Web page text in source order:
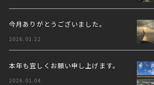
今月ありがとうございました。
2026.01.22
本年も宜しくお願い申し上げます。
2026.01.04